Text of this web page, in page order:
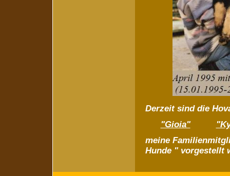
Derzeit sind die
"Gioia"
meine
Hunde " vorgestellt